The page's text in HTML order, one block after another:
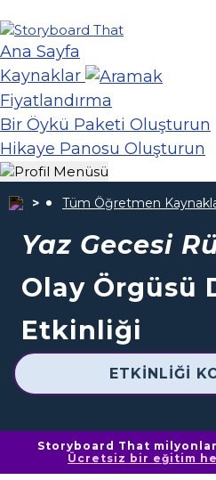
Ana Sayfa
Kaynaklar
Fiyatlandırma
Bir Öykü Paketi Oluşturun
Hikaye Panosu Oluşturun
Tüm Öğretmen
Yaz Gecesi
Olay Örgüsü
Etkinliği
ETKINLIĞI
Storyboard That
Ücretsiz bir eğitim